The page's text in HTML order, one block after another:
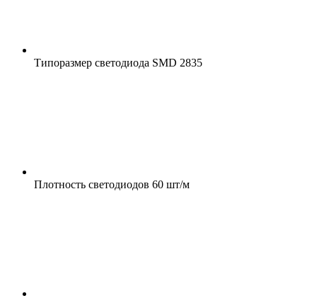
Типоразмер светодиода SMD 2835
Плотность светодиодов 60 шт/м